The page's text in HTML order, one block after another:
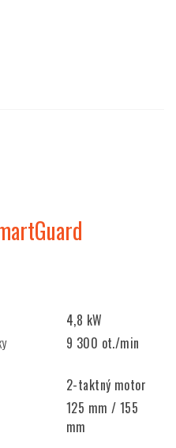
4,8 kW
9 300 ot./min
2-taktný motor
125 mm / 155
mm